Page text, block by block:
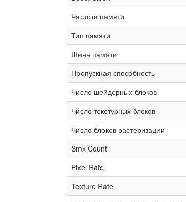
Частота памяти
Тип памяти
Шина памяти
Пропускная способность
Число шейдерных блоков
Число текстурных блоков
Число блоков растеризации
Smx Count
Pixel Rate
Texture Rate